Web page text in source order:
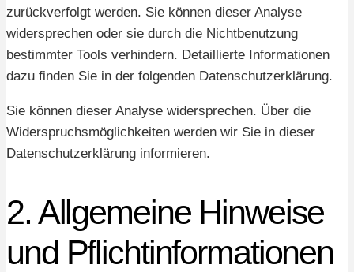
zurückverfolgt werden. Sie können dieser Analyse
widersprechen oder sie durch die Nichtbenutzung
bestimmter Tools verhindern. Detaillierte Informationen
dazu finden Sie in der folgenden Datenschutzerklärung.
Sie können dieser Analyse widersprechen. Über die
Widerspruchsmöglichkeiten werden wir Sie in dieser
Datenschutzerklärung informieren.
2. Allgemeine Hinweise
und Pflichtinformationen